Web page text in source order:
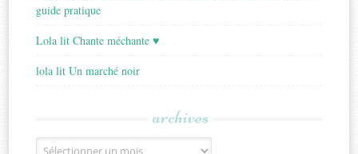
guide pratique
Lola lit Chante méchante ♥
lola lit Un marché noir
archives
Archives